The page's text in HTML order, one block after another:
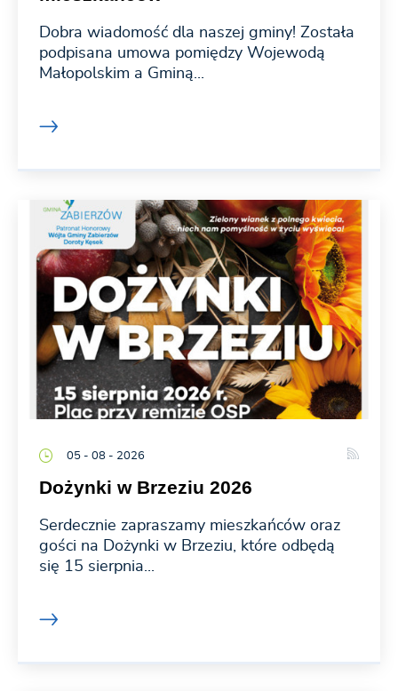
Dobra wiadomość dla naszej gminy! Została
podpisana umowa pomiędzy Wojewodą
Małopolskim a Gminą...
05 - 08 - 2026
Dożynki w Brzeziu 2026
Serdecznie zapraszamy mieszkańców oraz
gości na Dożynki w Brzeziu, które odbędą
się 15 sierpnia...